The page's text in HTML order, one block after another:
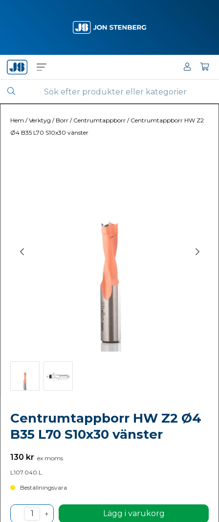
Hem /Verktyg / Borr / Centrumtappborr / Centrumtappborr HW Z2
Ø4 B35 L70 S10x30 vänster
Centrumtappborr HW Z2 Ø4
B35 L70 S10x30 vänster
130 kr ex moms
L107.040.L
Beställningsvara
Lägg i varukorg